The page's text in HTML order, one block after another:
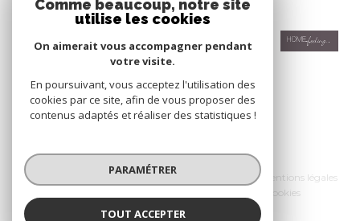
© 2026 | Tous droits réservés
Nos honoraires
Nos partenaires
Mentions légales
Cookies
Comme beaucoup, notre site
utilise les cookies
On aimerait vous accompagner pendant
votre visite.
En poursuivant, vous acceptez l'utilisation des
cookies par ce site, afin de vous proposer des
contenus adaptés et réaliser des statistiques !
PARAMÉTRER
TOUT ACCEPTER